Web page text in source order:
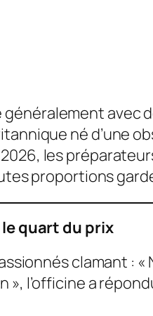
généralement avec
né d’une
les
proportions
quart du prix
clamant :
l’officine a